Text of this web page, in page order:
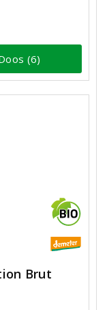
(6)
Brut